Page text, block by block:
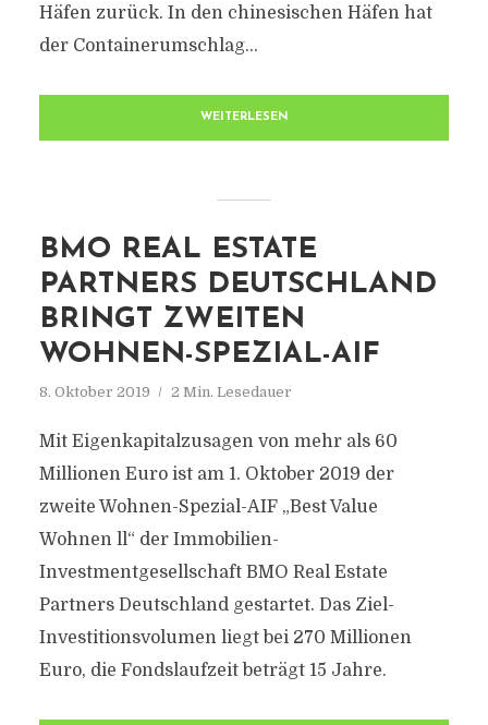
Häfen zurück. In den chinesischen Häfen hat
der Containerumschlag...
WEITERLESEN
BMO REAL ESTATE
PARTNERS DEUTSCHLAND
BRINGT ZWEITEN
WOHNEN-SPEZIAL-AIF
8. Oktober 2019 2 Min. Lesedauer
Mit Eigenkapitalzusagen von mehr als 60
Millionen Euro ist am 1. Oktober 2019 der
zweite Wohnen-Spezial-AIF „Best Value
Wohnen ll“ der Immobilien-
Investmentgesellschaft BMO Real Estate
Partners Deutschland gestartet. Das Ziel-
Investitionsvolumen liegt bei 270 Millionen
Euro, die Fondslaufzeit beträgt 15 Jahre.